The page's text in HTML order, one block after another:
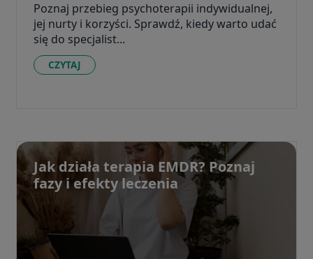
Poznaj przebieg psychoterapii indywidualnej,
jej nurty i korzyści. Sprawdź, kiedy warto udać
się do specjalist...
CZYTAJ
Jak działa terapia EMDR? Poznaj
fazy i efekty leczenia